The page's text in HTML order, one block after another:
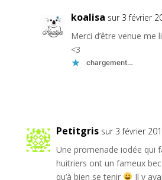
koalisa sur 3 février
Merci d’être venue me
<3
chargement…
Petitgris sur 3 février
Une promenade iodée qui
huitriers ont un fameux
qu’à bien se tenir
Il y